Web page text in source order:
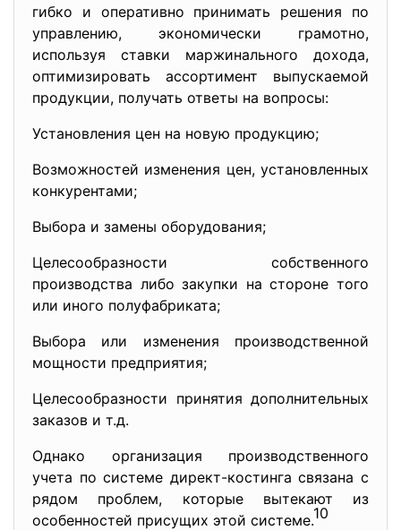
гибко и оперативно принимать решения по
управлению, экономически грамотно,
используя ставки маржинального дохода,
оптимизировать ассортимент выпускаемой
продукции, получать ответы на вопросы:
Установления цен на новую продукцию;
Возможностей изменения цен, установленных
конкурентами;
Выбора и замены оборудования;
Целесообразности собственного
производства либо закупки на стороне того
или иного полуфабриката;
Выбора или изменения производственной
мощности предприятия;
Целесообразности принятия дополнительных
заказов и т.д.
Однако организация производственного
учета по системе директ-костинга связана с
рядом проблем, которые вытекают из
особенностей присущих этой системе.10